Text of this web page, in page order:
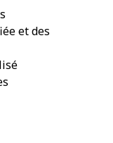
et des